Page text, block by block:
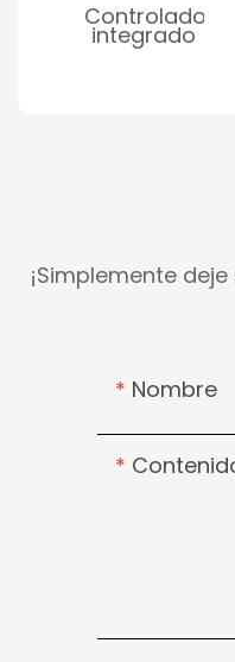
electrónico
Controlador
integrado
¡Simplemente
Nombre